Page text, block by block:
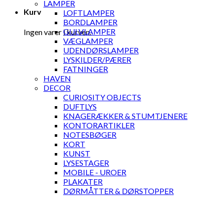
Kurv
Ingen varer i kurven.
LAMPER
LOFTLAMPER
BORDLAMPER
GULVLAMPER
VÆGLAMPER
UDENDØRSLAMPER
LYSKILDER/PÆRER
FATNINGER
HAVEN
DECOR
CURIOSITY OBJECTS
DUFTLYS
KNAGERÆKKER & STUMTJENERE
KONTORARTIKLER
NOTESBØGER
KORT
KUNST
LYSESTAGER
MOBILE - UROER
PLAKATER
DØRMÅTTER & DØRSTOPPER